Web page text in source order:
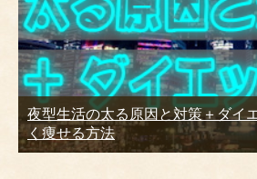
夜型生活の太る原因と対策＋ダイ
く痩せる方法